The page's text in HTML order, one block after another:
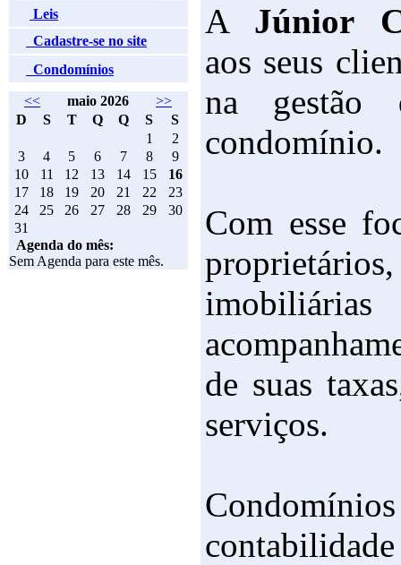
Leis
Cadastre-se no site
Condomínios
<< maio 2026
>>
D
S T Q Q S
S
1
2
3
4 5 6 7 8
9
10
11 12 13 14 15
16
17
18 19 20 21 22
23
24
25 26 27 28 29
30
31
Agenda do mês:
Sem Agenda para este mês.
A Júnior
aos seus
na gestão
condomínio.
Com esse
de suas
serviços.